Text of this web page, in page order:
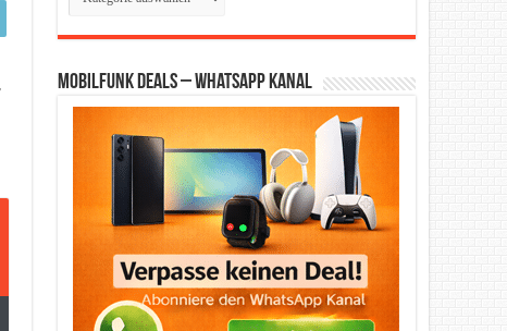
Mobilfunk Deals – WhatsApp Kanal